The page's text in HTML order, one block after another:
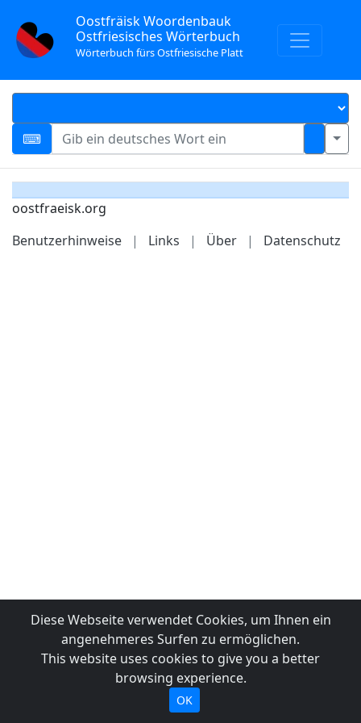
Oostfräisk Woordenbauk
Ostfriesisches Wörterbuch
Wörterbuch fürs Ostfriesische Platt
oostfraeisk.org
Benutzerhinweise
| Links | Über | Datenschutz
Diese Webseite verwendet Cookies, um Ihnen ein
angenehmeres Surfen zu ermöglichen.
This website uses cookies to give you a better
browsing experience.
OK